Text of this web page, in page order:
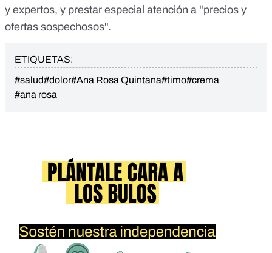
y expertos, y prestar especial atención a "precios y
ofertas sospechosos".
ETIQUETAS:
#salud#dolor#Ana Rosa Quintana#timo#crema
#ana rosa